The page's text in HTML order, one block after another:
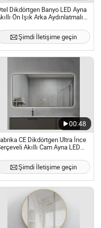
Dikdörtgen Banyo LED Ayna
Ön Işık Arka Aydınlatmalı
Temperli Cam Duvar
Mobilya Ev Dekoru Makyaj
Şimdi İletişime geçin
00:48
CE Dikdörtgen Ultra İnce
Akıllı Cam Ayna LED
Şimdi İletişime geçin